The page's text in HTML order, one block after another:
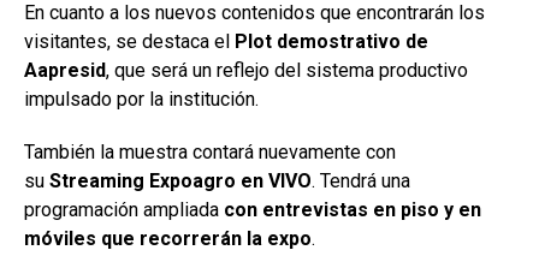
En cuanto a los nuevos contenidos que encontrarán los
visitantes, se destaca el Plot demostrativo de
Aapresid, que será un reflejo del sistema productivo
impulsado por la institución.
También la muestra contará nuevamente con
su Streaming Expoagro en VIVO. Tendrá una
programación ampliada con entrevistas en piso y en
móviles que recorrerán la expo.